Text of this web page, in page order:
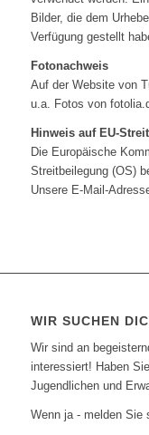
Bilder, die dem
Verfügung gestellt
Fotonachweis
Auf der Website von
u.a. Fotos von
Hinweis auf EU-
Die Europäische
Streitbeilegung (OS)
Unsere E-Mail-
WIR SUCHEN
Wir sind an
interessiert! Haben
Jugendlichen und
Wenn ja - melden Sie